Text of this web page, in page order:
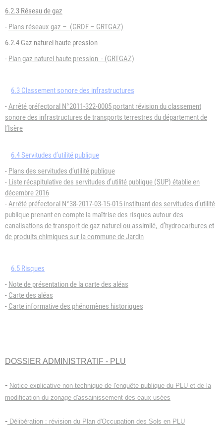
6.2.3 Réseau de gaz
- Plans réseaux gaz – (GRDF – GRTGAZ)
6.2.4 Gaz naturel haute pression
- Plan gaz naturel haute pression - (GRTGAZ)
6.3 Classement sonore des infrastructures
-Arrêté préfectoral N°2011-322-0005 portant révision du classement
sonore des infrastructures de transports terrestres du département de
l’Isère
6.4 Servitudes d’utilité publique
- Plans des servitudes d’utilité publique
- Liste récapitulative des servitudes d’utilité publique (SUP) établie en
décembre 2016
-Arrêté préfectoral N°38-2017-03-15-015 instituant des servitudes d’utilité
publique prenant en compte la maîtrise des risques autour des
canalisations de transport de gaz naturel ou assimilé, d’hydrocarbures et
de produits chimiques sur la commune de Jardin
6.5 Risques
- Note de présentation de la carte des aléas
- Carte des aléas
- Carte informative des phénomènes historiques
DOSSIER ADMINISTRATIF - PLU
- Notice explicative non technique de l'enquête publique du PLU et de la
modification du zonage d'assainissement des eaux usées
- Délibération : révision du Plan d'Occupation des Sols en PLU